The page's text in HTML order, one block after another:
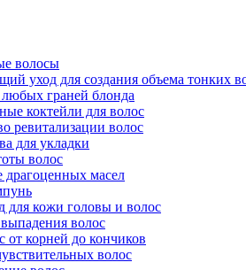
волосы
уход для создания объема тонких
граней блонда
коктейли для волос
ревитализации волос
для укладки
волос
масел
для кожи головы и волос
волос
от корней до кончиков
волос